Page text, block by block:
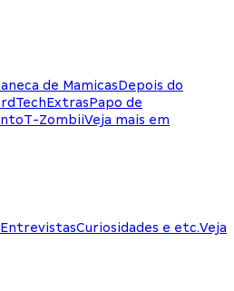
de MamicasDepois do
ExtrasPapo de
T-ZombiiVeja mais em
EntrevistasCuriosidades e etc.Veja